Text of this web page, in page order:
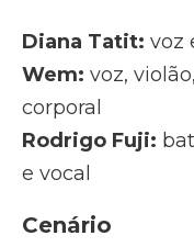
Diana Tatit: voz
Wem: voz,
corporal
Rodrigo Fuji:
e vocal
Cenário